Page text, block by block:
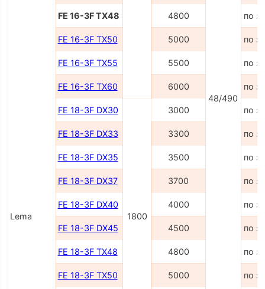
Lema
48/490
FE 16-3F TX48 4800 по
FE 16-3F TX50 5000 по
FE 16-3F TX55 5500 по
FE 16-3F TX60 6000 по
FE 18-3F DX30
1800
3000 по
FE 18-3F DX33 3300 по
FE 18-3F DX35 3500 по
FE 18-3F DX37 3700 по
FE 18-3F DX40 4000 по
FE 18-3F DX45 4500 по
FE 18-3F TX48 4800 по
FE 18-3F TX50 5000 по